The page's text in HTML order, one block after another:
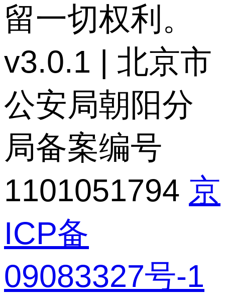
留一切权利。
v3.0.1 | 北京市
公安局朝阳分
局备案编号
1101051794 京
ICP备
09083327号-1